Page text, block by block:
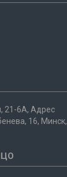
21-6А, Адрес
16, Минск,